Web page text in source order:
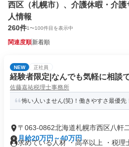
西区（札幌市）、介護休暇・介
人情報
260件1〜100件目を表示中
関連度順新着順
NEW 正社員
経験者限定|なんでも気軽に相談
佐藤嘉祐税理士事務所
怖い人いません(笑)！働きやすさ最優先
〒063-0862北海道札幌市西区八軒
月給20万円～40万円
求めている人材 ・高卒以上 ・税理